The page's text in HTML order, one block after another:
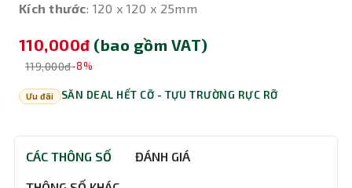
Kích thước: 120 x 120 x 25mm
110,000đ (bao gồm VAT)
119,000đ-8%
Ưu đãi SĂN DEAL HẾT CỠ - TỰU TRƯỜNG RỰC RỠ
CÁC THÔNG SỐ ĐÁNH GIÁ